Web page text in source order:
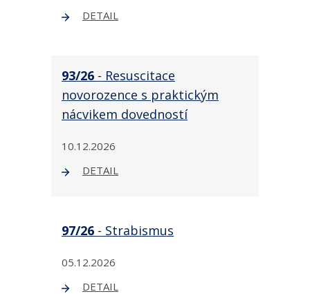
DETAIL
93/26 - Resuscitace
novorozence s praktickým
nácvikem dovedností
10.12.2026
DETAIL
97/26 - Strabismus
05.12.2026
DETAIL